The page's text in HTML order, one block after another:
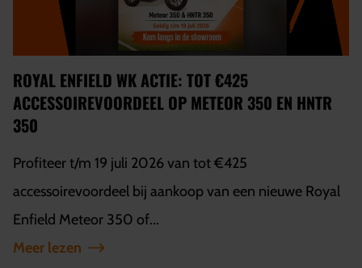
ROYAL ENFIELD WK ACTIE: TOT €425
ACCESSOIREVOORDEEL OP METEOR 350 EN HNTR
350
Profiteer t/m 19 juli 2026 van tot €425
accessoirevoordeel bij aankoop van een nieuwe Royal
Enfield Meteor 350 of...
Meer lezen